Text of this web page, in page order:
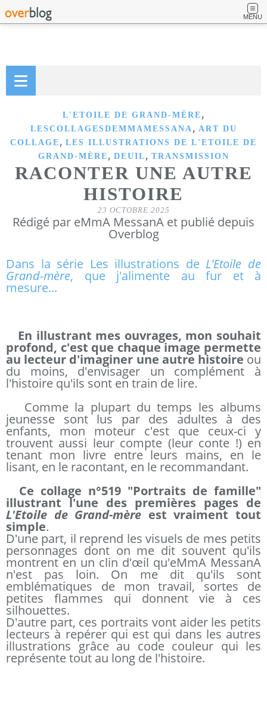
MENU
L'ETOILE DE GRAND-MÈRE ,
LESCOLLAGESDEMMAMESSANA , ART DU
COLLAGE , LES ILLUSTRATIONS DE L'ETOILE DE
GRAND-MÈRE , DEUIL , TRANSMISSION
RACONTER UNE AUTRE
HISTOIRE
23 OCTOBRE 2025
Rédigé par eMmA MessanA et publié depuis
Overblog
Dans la série Les illustrations de L'Etoile de
Grand-mère, que j'alimente au fur et à
mesure...
En illustrant mes ouvrages, mon souhait
profond, c'est que chaque image permette
au lecteur d'imaginer une autre histoire ou
du moins, d'envisager un complément à
l'histoire qu'ils sont en train de lire.
Comme la plupart du temps les albums
jeunesse sont lus par des adultes à des
enfants, mon moteur c'est que ceux-ci y
trouvent aussi leur compte (leur conte !) en
tenant mon livre entre leurs mains, en le
lisant, en le racontant, en le recommandant.
Ce collage n°519 "Portraits de famille"
illustrant l'une des premières pages de
L'Etoile de Grand-mère est vraiment tout
simple.
D'une part, il reprend les visuels de mes petits
personnages dont on me dit souvent qu'ils
montrent en un clin d'œil qu'eMmA MessanA
n'est pas loin. On me dit qu'ils sont
emblématiques de mon travail, sortes de
petites flammes qui donnent vie à ces
silhouettes.
D'autre part, ces portraits vont aider les petits
lecteurs à repérer qui est qui dans les autres
illustrations grâce au code couleur qui les
représente tout au long de l'histoire.